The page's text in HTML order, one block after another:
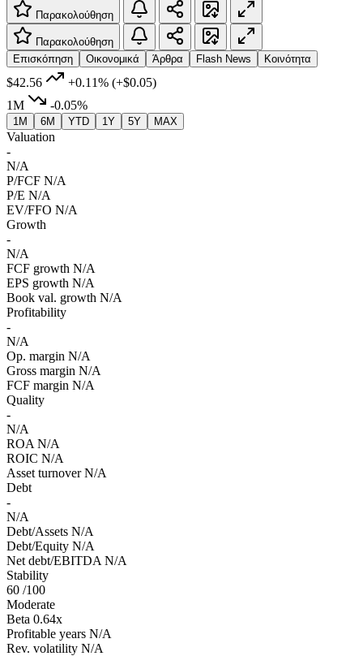
Παρακολούθηση
Παρακολούθηση
Επισκόπηση
Οικονομικά Άρθρα Flash News Κοινότητα
$42.56 +0.11% (+$0.05)
1M
-0.05%
1M 6M YTD 1Y 5Y MAX
Valuation
-
N/A
P/FCF N/A
P/E N/A
EV/FFO N/A
Growth
-
N/A
FCF growth N/A
EPS growth N/A
Book val. growth N/A
Profitability
-
N/A
Op. margin N/A
Gross margin N/A
FCF margin N/A
Quality
-
N/A
ROA N/A
ROIC N/A
Asset turnover N/A
Debt
-
N/A
Debt/Assets N/A
Debt/Equity N/A
Net debt/EBITDA N/A
Stability
60 /100
Moderate
Beta 0.64x
Profitable years N/A
Rev. volatility N/A